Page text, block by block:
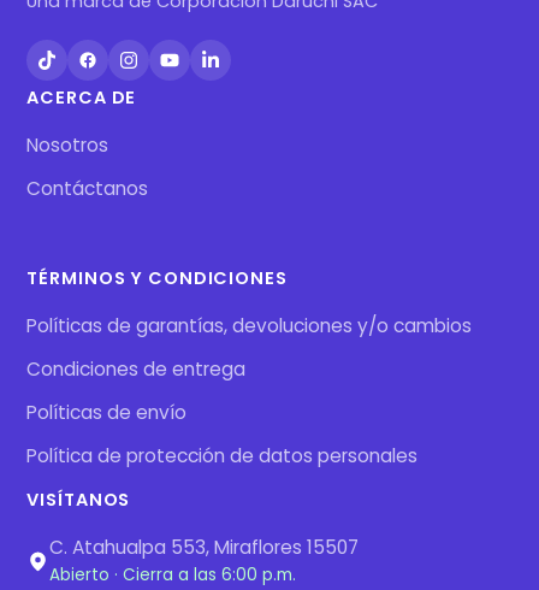
ACERCA DE
Nosotros
Contáctanos
TÉRMINOS Y CONDICIONES
Políticas de garantías, devoluciones y/o cambios
Condiciones de entrega
Políticas de envío
Política de protección de datos personales
VISÍTANOS
C. Atahualpa 553, Miraflores 15507
Abierto · Cierra a las 6:00 p.m.